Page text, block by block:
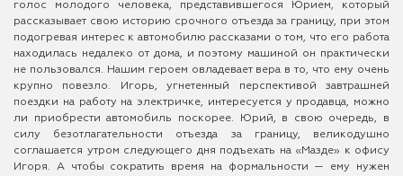
голос молодого человека, представившегося Юрием, который
рассказывает свою историю срочного отъезда за границу, при этом
подогревая интерес к автомобилю рассказами о том, что его работа
находилась недалеко от дома, и поэтому машиной он практически
не пользовался. Нашим героем овладевает вера в то, что ему очень
крупно повезло. Игорь, угнетенный перспективой завтрашней
поездки на работу на электричке, интересуется у продавца, можно
ли приобрести автомобиль поскорее. Юрий, в свою очередь, в
силу безотлагательности отъезда за границу, великодушно
соглашается утром следующего дня подъехать на «Мазде» к офису
Игоря. А чтобы сократить время на формальности — ему нужен